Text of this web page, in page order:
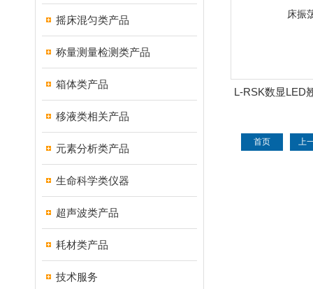
摇床混匀类产品
称量测量检测类产品
箱体类产品
移液类相关产品
元素分析类产品
生命科学类仪器
超声波类产品
耗材类产品
技术服务
L-RSK数显LED
首页 上